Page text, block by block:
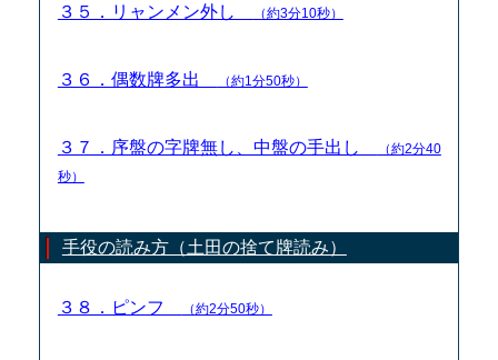
３５．リャンメン外し （約3分10秒）
３６．偶数牌多出 （約1分50秒）
３７．序盤の字牌無し、中盤の手出し
（約2分40
秒）
手役の読み方（土田の捨て牌読み）
３８．ピンフ （約2分50秒）